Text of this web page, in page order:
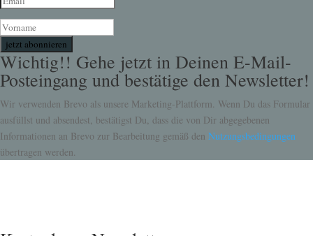
jetzt abonnieren
Wichtig!! Gehe jetzt in Deinen E-Mail-
Posteingang und bestätige den Newsletter!
Wir verwenden Brevo als unsere Marketing-Plattform. Wenn Du das Formular
ausfüllst und absendest, bestätigst Du, dass die von Dir abgegebenen
Informationen an Brevo zur Bearbeitung gemäß den Nutzungsbedingungen
übertragen werden.